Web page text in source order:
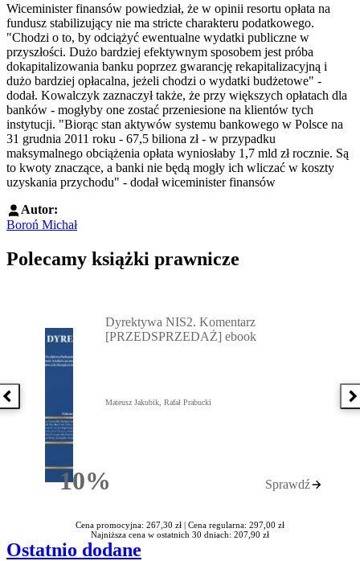
Wiceminister finansów powiedział, że w opinii resortu opłata na
fundusz stabilizujący nie ma stricte charakteru podatkowego.
"Chodzi o to, by odciążyć ewentualne wydatki publiczne w
przyszłości. Dużo bardziej efektywnym sposobem jest próba
dokapitalizowania banku poprzez gwarancję rekapitalizacyjną i
dużo bardziej opłacalna, jeżeli chodzi o wydatki budżetowe" -
dodał. Kowalczyk zaznaczył także, że przy większych opłatach dla
banków - mogłyby one zostać przeniesione na klientów tych
instytucji. "Biorąc stan aktywów systemu bankowego w Polsce na
31 grudnia 2011 roku - 67,5 biliona zł - w przypadku
maksymalnego obciążenia opłata wyniosłaby 1,7 mld zł rocznie. Są
to kwoty znaczące, a banki nie będą mogły ich wliczać w koszty
uzyskania przychodu" - dodał wiceminister finansów
Autor:
Boroń Michał
Polecamy książki prawnicze
Poprzednia książka
10%Rabatu
Dyrektywa NIS2. Komentarz
[PRZEDSPRZEDAŻ] ebook
Mateusz Jakubik, Rafał Prabucki
Sprawdź
Cena promocyjna: 267,30 zł | Cena regularna: 297,00 zł
Najniższa cena w ostatnich 30 dniach: 207,90 zł
Ostatnio dodane